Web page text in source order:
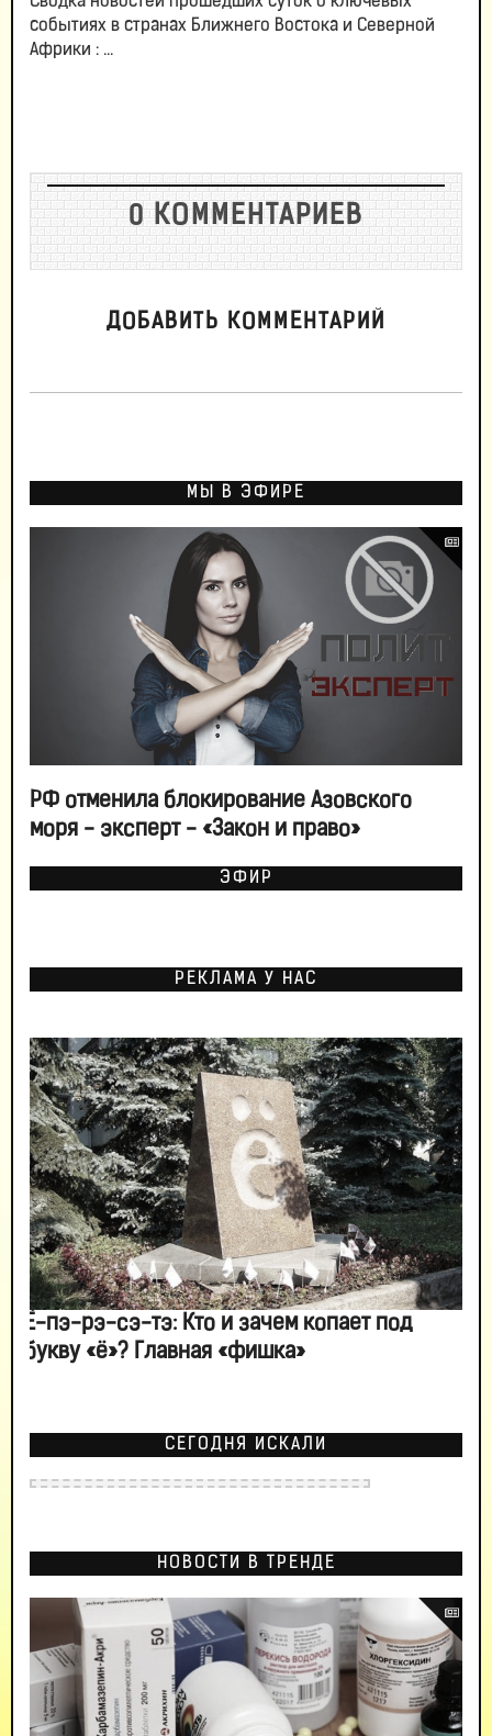
событиях в странах Ближнего Востока и Северной
Африки : ...
0 КОММЕНТАРИЕВ
ДОБАВИТЬ КОММЕНТАРИЙ
МЫ В ЭФИРЕ
РФ отменила блокирование Азовского
моря - эксперт - «Закон и право»
ЭФИР
РЕКЛАМА У НАС
Ё-пэ-рэ-сэ-тэ: Кто и зачем копает под
букву «ё»? Главная «фишка»
СЕГОДНЯ ИСКАЛИ
НОВОСТИ В ТРЕНДЕ